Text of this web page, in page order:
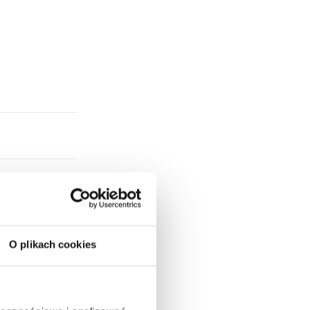
O plikach cookies